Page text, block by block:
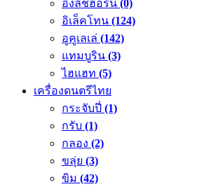
อิงลิชฮอร์น (0)
อิเล็คโทน (124)
อูคูเลเล่ (142)
แทมบูริน (3)
ไฮแฮท (5)
เครื่องดนตรีไทย
กระจับปี่ (1)
กรับ (1)
กลอง (2)
ขลุ่ย (3)
ขิม (42)